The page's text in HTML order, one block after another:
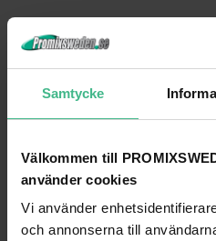
Samtycke
Välkommen till
använder cookies
Vi använder
och annonserna till